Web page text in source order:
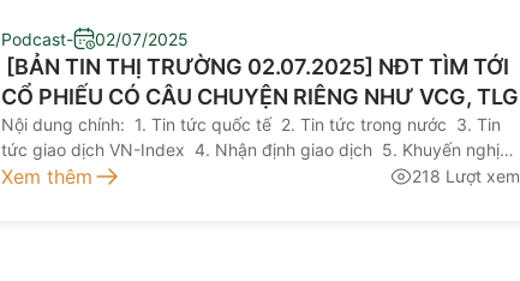
Podcast- 02/07/2025
​ [BẢN TIN THỊ TRƯỜNG 02.07.2025] NĐT TÌM TỚI
CỔ PHIẾU CÓ CÂU CHUYỆN RIÊNG NHƯ VCG, TLG
Nội dung chính: 1. Tin tức quốc tế 2. Tin tức trong nước 3. Tin
tức giao dịch VN-Index 4. Nhận định giao dịch 5. Khuyến nghị
đầu tư Kính mời quý nhà đầu tư lắng nghe bản tin thị trường hôm
Xem thêm 218 Lượt xem